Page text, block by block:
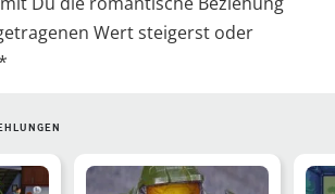
Wert steigerst oder